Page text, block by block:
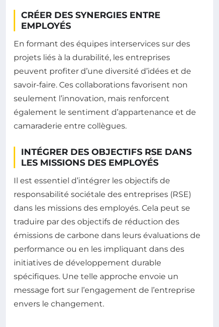
CRÉER DES SYNERGIES ENTRE
EMPLOYÉS
En formant des équipes interservices sur des
projets liés à la durabilité, les entreprises
peuvent profiter d’une diversité d’idées et de
savoir-faire. Ces collaborations favorisent non
seulement l’innovation, mais renforcent
également le sentiment d’appartenance et de
camaraderie entre collègues.
INTÉGRER DES OBJECTIFS RSE DANS
LES MISSIONS DES EMPLOYÉS
Il est essentiel d’intégrer les objectifs de
responsabilité sociétale des entreprises (RSE)
dans les missions des employés. Cela peut se
traduire par des objectifs de réduction des
émissions de carbone dans leurs évaluations de
performance ou en les impliquant dans des
initiatives de développement durable
spécifiques. Une telle approche envoie un
message fort sur l’engagement de l’entreprise
envers le changement.